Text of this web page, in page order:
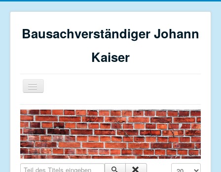
Bausachverständiger Johann
Kaiser
Navigation
an/aus
Home
Profil
Bauberatung
Restaurierung
Teil des Titels eingeben Anzeige #